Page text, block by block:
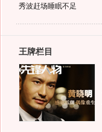
秀波赶场睡眠不足
王牌栏目